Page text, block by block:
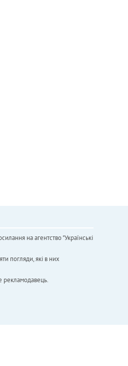
на агентство "Українськi
погляди, які в них
рекламодавець.